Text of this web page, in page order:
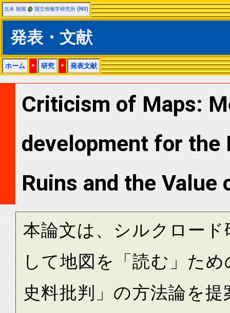
北本 朝展 @ 国立情報学研究所 (NII)
発表・文献
ホーム > 研究 > 発表文献
Criticism of Maps:
development for the
Ruins and the Value
本論文は、シルクロー
して地図を「読む」た
史料批判」の方法論を